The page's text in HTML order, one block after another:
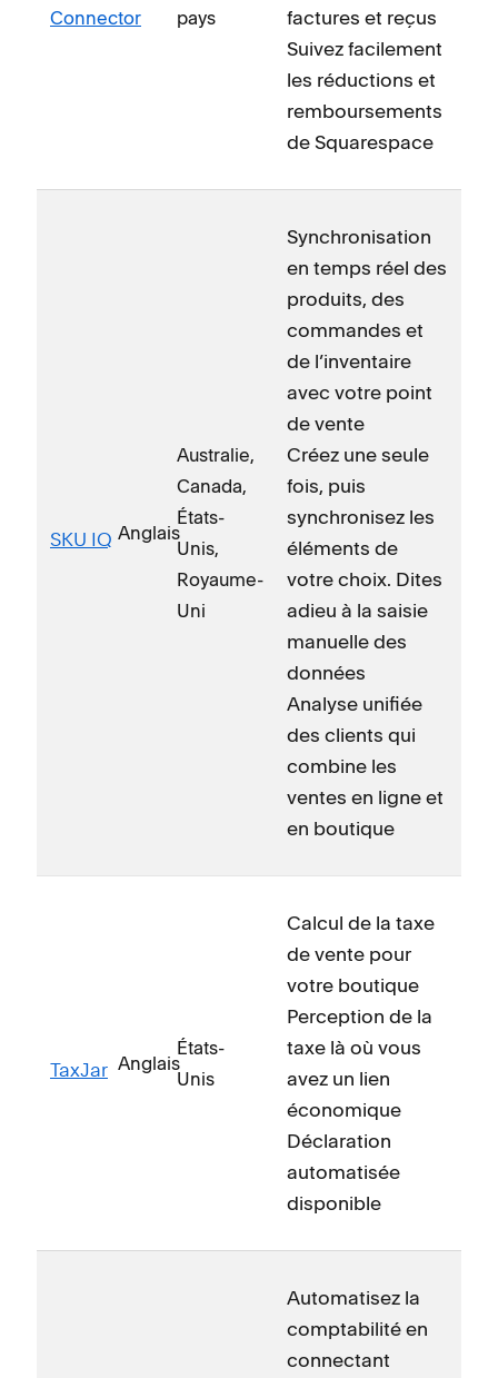
Connector
pays
factures et reçus
Suivez facilement
les réductions et
remboursements
de Squarespace
SKU IQ Anglais
Australie,
Canada,
États-
Unis,
Royaume-
Uni
Synchronisation
en temps réel des
produits, des
commandes et
de l’inventaire
avec votre point
de vente
Créez une seule
fois, puis
synchronisez les
éléments de
votre choix. Dites
adieu à la saisie
manuelle des
données
Analyse unifiée
des clients qui
combine les
ventes en ligne et
en boutique
TaxJar Anglais
États-
Unis
Calcul de la taxe
de vente pour
votre boutique
Perception de la
taxe là où vous
avez un lien
économique
Déclaration
automatisée
disponible
Automatisez la
comptabilité en
connectant